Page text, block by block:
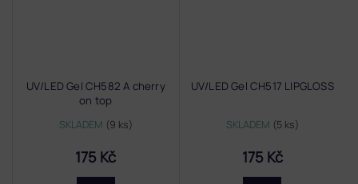
UV/LED Gel CH582 A cherry
on top
SKLADEM (9 ks)
175 Kč
UV/LED Gel CH517 LIPGLOSS
SKLADEM (5 ks)
175 Kč